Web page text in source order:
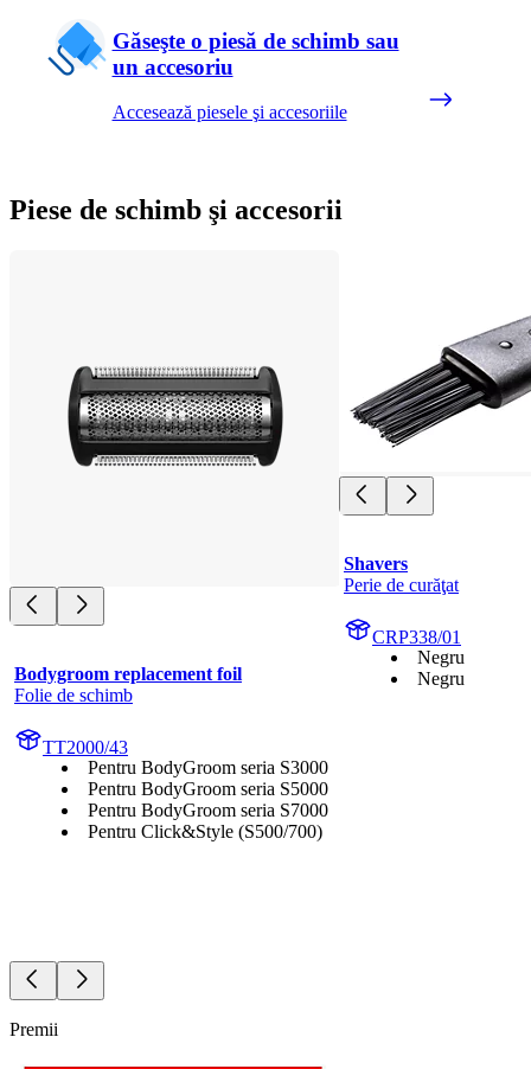
Găseşte o piesă de schimb sau
un accesoriu
Accesează piesele şi accesoriile
Piese de schimb şi accesorii
Bodygroom replacement foil
Folie de schimb
TT2000/43
Pentru BodyGroom seria S3000
Pentru BodyGroom seria S5000
Pentru BodyGroom seria S7000
Pentru Click&Style (S500/700)
Shavers
Perie de curăţat
CRP338/01
Negru
Negru
Premii